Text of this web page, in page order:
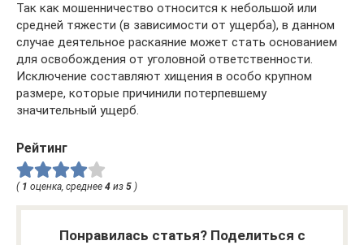
Так как мошенничество относится к небольшой или
средней тяжести (в зависимости от ущерба), в данном
случае деятельное раскаяние может стать основанием
для освобождения от уголовной ответственности.
Исключение составляют хищения в особо крупном
размере, которые причинили потерпевшему
значительный ущерб.
Рейтинг
( 1 оценка, среднее 4 из 5 )
Понравилась статья? Поделиться с